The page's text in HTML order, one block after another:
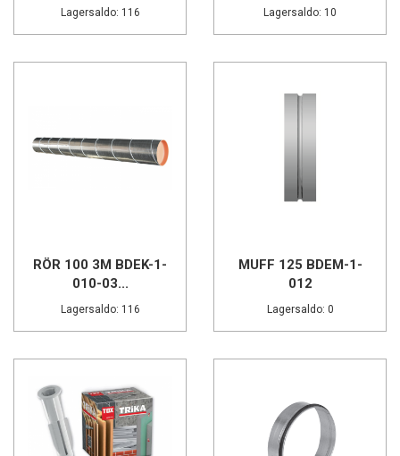
Lagersaldo: 116 Lagersaldo: 10
RÖR 100 3M BDEK-1-
010-03...
Lagersaldo: 116
MUFF 125 BDEM-1-
012
Lagersaldo: 0